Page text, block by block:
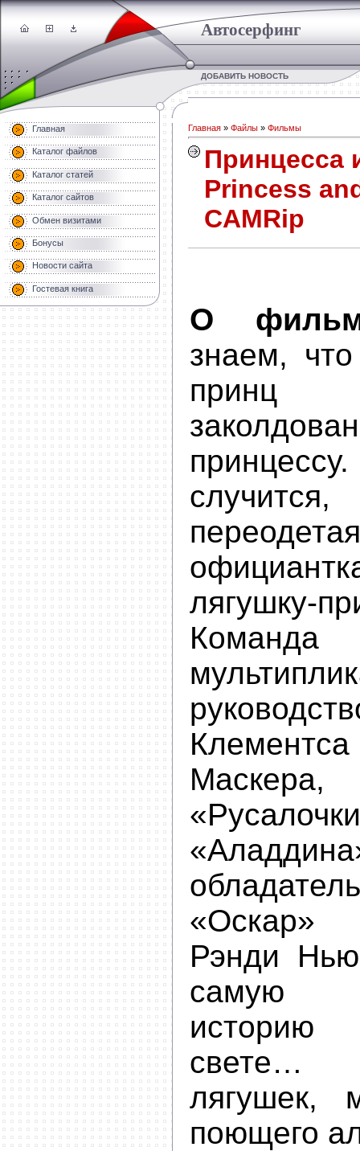
Автосерфинг
ДОБАВИТЬ НОВОСТЬ
Главная
Каталог файлов
Каталог статей
Каталог сайтов
Обмен визитами
Бонусы
Новости сайта
Гостевая книга
Главная » Файлы » Фильмы
Принцесса
Princess
CAMRip
О
знаем,
лягушку-
Команда
«Оскар»
Рэнди
самую
свете…
лягушек,
поющего